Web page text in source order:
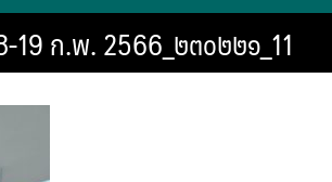
19 ก.พ. 2566_๒๓๐๒๒๑_11